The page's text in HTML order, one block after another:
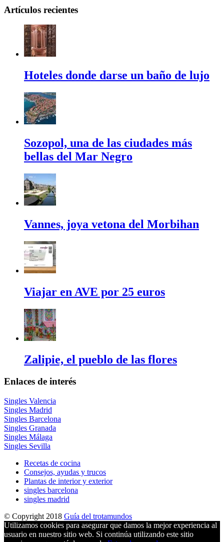
Artículos recientes
Hoteles donde darse un baño de lujo
Sozopol, una de las ciudades más
bellas del Mar Negro
Vannes, joya vetona del Morbihan
Viajar en AVE por 25 euros
Zalipie, el pueblo de las flores
Enlaces de interés
Singles Valencia
Singles Madrid
Singles Barcelona
Singles Granada
Singles Málaga
Singles Sevilla
Recetas de cocina
Consejos, ayudas y trucos
Plantas de interior y exterior
singles barcelona
singles madrid
© Copyright 2018 Guía del trotamundos
Utilizamos cookies para asegurar que damos la mejor experiencia al
usuario en nuestro sitio web. Si continúa utilizando este sitio